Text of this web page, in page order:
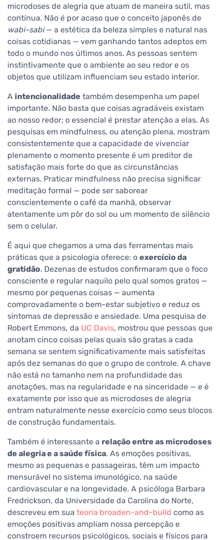
microdoses de alegria que atuam de maneira sutil, mas
contínua. Não é por acaso que o conceito japonês de
wabi-sabi— a estética da beleza simples e natural nas
coisas cotidianas — vem ganhando tantos adeptos em
todo o mundo nos últimos anos. As pessoas sentem
instintivamente que o ambiente ao seu redor e os
objetos que utilizam influenciam seu estado interior.
A intencionalidade também desempenha um papel
importante. Não basta que coisas agradáveis existam
ao nosso redor; o essencial é prestar atenção a elas. As
pesquisas em mindfulness, ou atenção plena, mostram
consistentemente que a capacidade de vivenciar
plenamente o momento presente é um preditor de
satisfação mais forte do que as circunstâncias
externas. Praticar mindfulness não precisa significar
meditação formal — pode ser saborear
conscientemente o café da manhã, observar
atentamente um pôr do sol ou um momento de silêncio
sem o celular.
É aqui que chegamos a uma das ferramentas mais
práticas que a psicologia oferece: o exercício da
gratidão. Dezenas de estudos confirmaram que o foco
consciente e regular naquilo pelo qual somos gratos —
mesmo por pequenas coisas — aumenta
comprovadamente o bem-estar subjetivo e reduz os
sintomas de depressão e ansiedade. Uma pesquisa de
Robert Emmons, da UC Davis, mostrou que pessoas que
anotam cinco coisas pelas quais são gratas a cada
semana se sentem significativamente mais satisfeitas
após dez semanas do que o grupo de controle. A chave
não está no tamanho nem na profundidade das
anotações, mas na regularidade e na sinceridade — e é
exatamente por isso que as microdoses de alegria
entram naturalmente nesse exercício como seus blocos
de construção fundamentais.
Também é interessante a relação entre as microdoses
de alegria e a saúde física. As emoções positivas,
mesmo as pequenas e passageiras, têm um impacto
mensurável no sistema imunológico, na saúde
cardiovascular e na longevidade. A psicóloga Barbara
Fredrickson, da Universidade da Carolina do Norte,
descreveu em sua teoria broaden-and-build como as
emoções positivas ampliam nossa percepção e
constroem recursos psicológicos, sociais e físicos para